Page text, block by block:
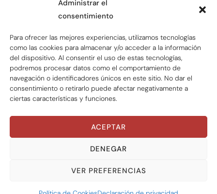
Administrar el
consentimiento
Para ofrecer las mejores experiencias, utilizamos tecnologías
como las cookies para almacenar y/o acceder a la información
del dispositivo. Al consentir el uso de estas tecnologías,
podremos procesar datos como el comportamiento de
navegación o identificadores únicos en este sitio. No dar el
consentimiento o retirarlo puede afectar negativamente a
ciertas características y funciones.
ACEPTAR
DENEGAR
VER PREFERENCIAS
Global Tax Justice © 2026. Todos los derechos
Privacy policy